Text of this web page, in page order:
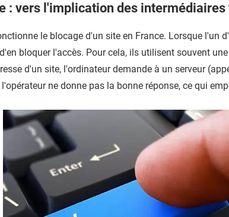
: vers l'implication des intermédiaires
le blocage d'un site en France. Lorsque l'un
bloquer l'accès. Pour cela, ils utilisent souvent une
d'un site, l'ordinateur demande à un serveur
ne donne pas la bonne réponse, ce qui